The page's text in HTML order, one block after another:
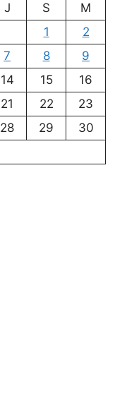
J S
M
1
2
7 8
9
14 15
16
21 22
23
28 29
30